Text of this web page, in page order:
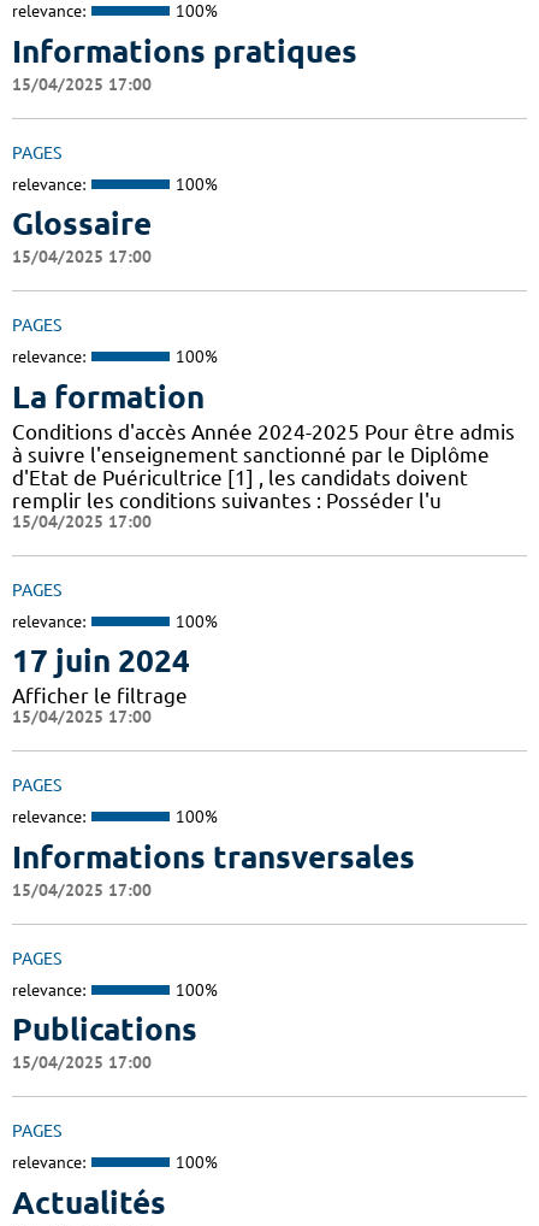
relevance: 100%
Informations pratiques
15/04/2025 17:00
PAGES
relevance: 100%
Glossaire
15/04/2025 17:00
PAGES
relevance: 100%
La formation
Conditions d'accès Année 2024-2025 Pour être admis
à suivre l'enseignement sanctionné par le Diplôme
d'Etat de Puéricultrice [1] , les candidats doivent
remplir les conditions suivantes : Posséder l'u
15/04/2025 17:00
PAGES
relevance: 100%
17 juin 2024
Afficher le filtrage
15/04/2025 17:00
PAGES
relevance: 100%
Informations transversales
15/04/2025 17:00
PAGES
relevance: 100%
Publications
15/04/2025 17:00
PAGES
relevance: 100%
Actualités